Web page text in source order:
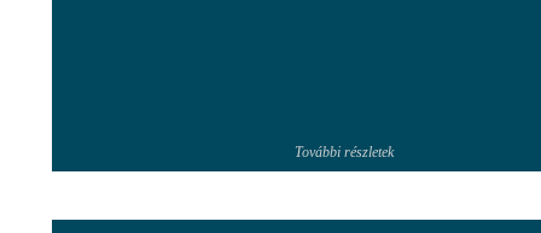
További részletek